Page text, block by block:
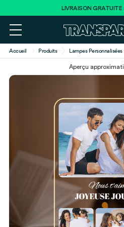
LIVRAISON
Accueil Produits Lampes Personnalisées
Aperçu